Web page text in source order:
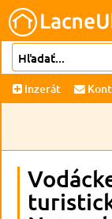
Inzerát